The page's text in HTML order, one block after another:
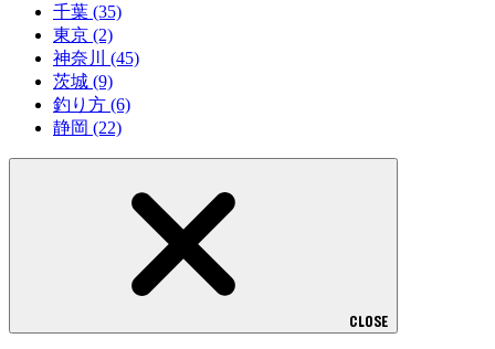
千葉 (35)
東京 (2)
神奈川 (45)
茨城 (9)
釣り方 (6)
静岡 (22)
CLOSE